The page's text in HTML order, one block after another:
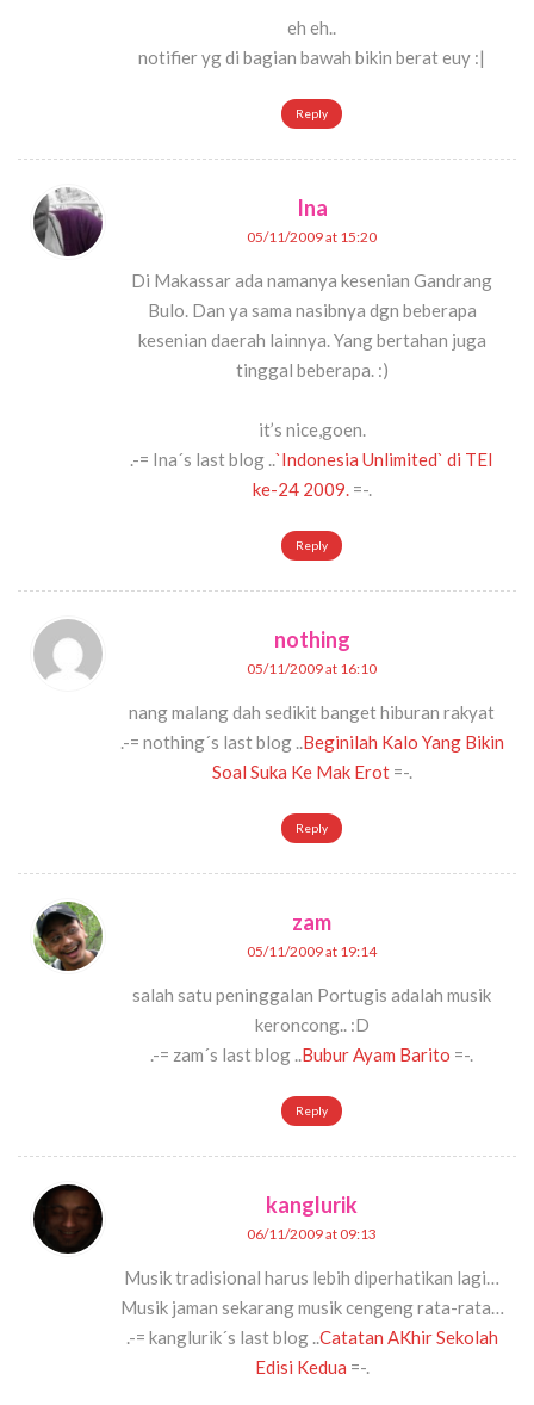
eh eh..
notifier yg di bagian bawah bikin berat euy :|
Reply
Ina
05/11/2009 at 15:20
Di Makassar ada namanya kesenian Gandrang
Bulo. Dan ya sama nasibnya dgn beberapa
kesenian daerah lainnya. Yang bertahan juga
tinggal beberapa. :)
it’s nice,goen.
.-= Ina´s last blog ..`Indonesia Unlimited` di TEI
ke-24 2009.=-.
Reply
nothing
05/11/2009 at 16:10
nang malang dah sedikit banget hiburan rakyat
.-= nothing´s last blog ..Beginilah Kalo Yang Bikin
Soal Suka Ke Mak Erot=-.
Reply
zam
05/11/2009 at 19:14
salah satu peninggalan Portugis adalah musik
keroncong.. :D
.-= zam´s last blog ..Bubur Ayam Barito =-.
Reply
kanglurik
06/11/2009 at 09:13
Musik tradisional harus lebih diperhatikan lagi…
Musik jaman sekarang musik cengeng rata-rata…
.-= kanglurik´s last blog ..Catatan AKhir Sekolah
Edisi Kedua =-.